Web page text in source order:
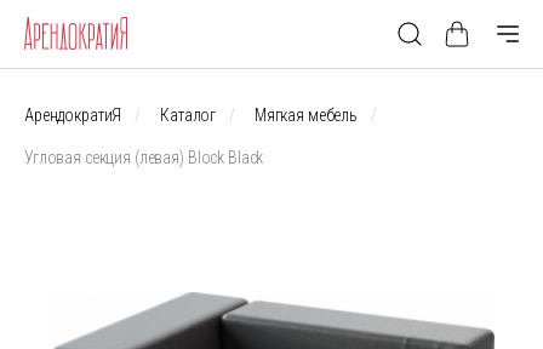
АрендократиЯ Каталог Мягкая мебель
Угловая секция (левая) Block Black